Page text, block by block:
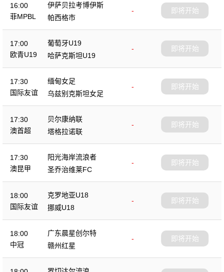
16:00
菲MPBL
伊萨贝拉考博伊斯
-
帕西格市
即将开始
17:00
欧青U19
葡萄牙U19
-
哈萨克斯坦U19
即将开始
17:30
国际友谊
缅甸女足
-
乌兹别克斯坦女足
即将开始
17:30
澳首超
贝尔康纳联
-
塔格拉诺联
即将开始
17:30
澳昆甲
阳光海岸流浪者
-
圣乔治维莱FC
即将开始
18:00
国际友谊
克罗地亚U18
-
挪威U18
即将开始
18:00
中冠
广东晨星创尔特
-
赣州红星
即将开始